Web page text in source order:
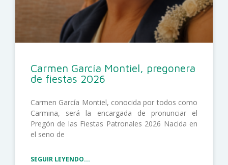
Carmen García Montiel, pregonera
de fiestas 2026
Carmen García Montiel, conocida por todos como
Carmina, será la encargada de pronunciar el
Pregón de las Fiestas Patronales 2026 Nacida en
el seno de
SEGUIR LEYENDO...